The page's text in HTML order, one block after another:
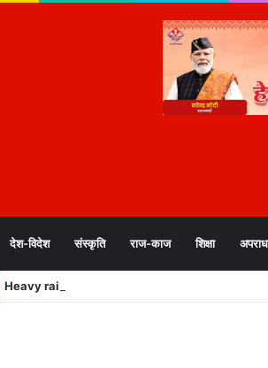
देश-विदेश संस्कृति राज-काज शिक्षा अपराध
Heavy rainfall : देहरादून समेत 5 जिलों में कक्षा 12 तक के